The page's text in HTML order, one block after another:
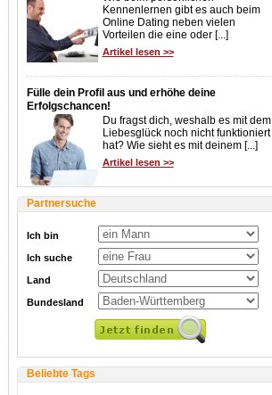
Kennenlernen gibt es auch beim
Online Dating neben vielen
Vorteilen die eine oder [...]
Artikel lesen >>
Fülle dein Profil aus und erhöhe deine
Erfolgschancen!
Du fragst dich, weshalb es mit dem
Liebesglück noch nicht funktioniert
hat? Wie sieht es mit deinem [...]
Artikel lesen >>
Partnersuche
Ich bin
Ich suche
Land
Bundesland
Beliebte Tags